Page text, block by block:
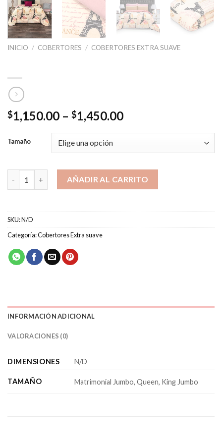
INICIO / COBERTORES / COBERTORES EXTRA SUAVE
$1,150.00 – $1,450.00Price
through
Tamaño
Cobertor Paris cantidadAÑADIR AL CARRITO
SKU:N/D
Categoría:Cobertores Extra suave
INFORMACIÓN ADICIONAL
VALORACIONES (0)
DIMENSIONES N/D
TAMAÑO Matrimonial Jumbo, Queen, King Jumbo